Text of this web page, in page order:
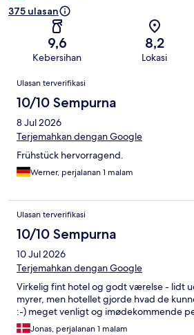
375 ulasan
9,6
Kebersihan
8,2
Lokasi
Ulasan
Ulasan terverifikasi
10/10 Sempurna
8 Jul 2026
Terjemahkan dengan Google
Frühstück hervorragend.
Werner, perjalanan 1 malam
Ulasan terverifikasi
10/10 Sempurna
10 Jul 2026
Terjemahkan dengan Google
Virkelig fint hotel og godt værelse - lidt
myrer, men hotellet gjorde hvad de
:-) meget venligt og imødekommende
Jonas, perjalanan 1 malam